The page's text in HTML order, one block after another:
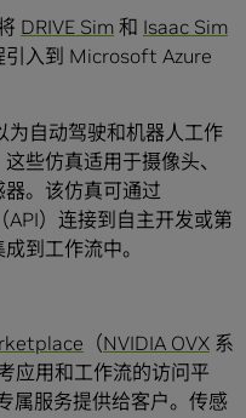
DRIVE Sim 和 Isaac Sim
引入到 Microsoft Azure
自动驾驶和机器人工作
些仿真适用于摄像头、
。该仿真可通过
）连接到自主开发或第
到工作流中。
（NVIDIA OVX 系
应用和工作流的访问平
属服务提供给客户。传感